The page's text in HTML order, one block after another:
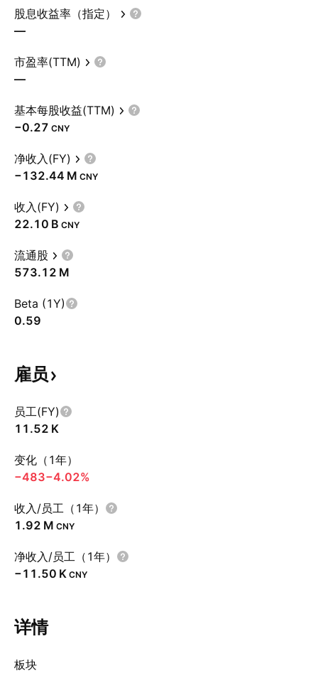
股息收益率（指定）
—
市盈率(TTM)
—
基本每股收益(TTM)
−0.27 CNY
净收入(FY)
‪−132.44 M‬ CNY
收入(FY)
‪22.10 B‬ CNY
流通股
‪573.12 M‬
Beta (1Y)
0.59
雇员
员工(FY)
‪11.52 K‬
变化（1年）
−483−4.02%
收入/员工（1年）
‪1.92 M‬ CNY
净收入/员工（1年）
‪−11.50 K‬ CNY
详情
板块